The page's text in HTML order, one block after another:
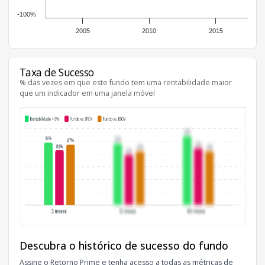
2005 2010 2015
-100%
Taxa de Sucesso
% das vezes em que este fundo tem uma rentabilidade maior
que um indicador em uma janela móvel
Descubra o histórico de sucesso do fundo
Assine o Retorno Prime e tenha acesso a todas as métricas de